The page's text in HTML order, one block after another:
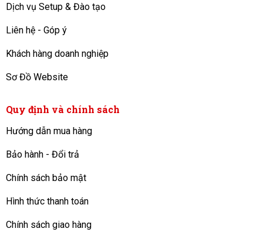
Dịch vụ Setup & Đào tạo
Liên hệ - Góp ý
Khách hàng doanh nghiệp
Sơ Đồ Website
Quy định và chính sách
Hướng dẫn mua hàng
Bảo hành - Đổi trả
Chính sách bảo mật
Hình thức thanh toán
Chính sách giao hàng